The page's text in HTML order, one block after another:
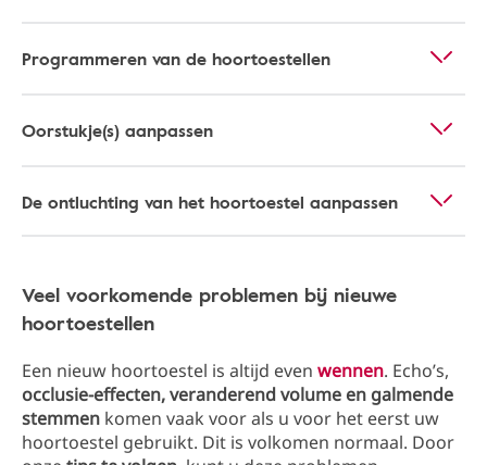
Programmeren van de hoortoestellen
Oorstukje(s) aanpassen
De ontluchting van het hoortoestel aanpassen
Veel voorkomende problemen bij nieuwe
hoortoestellen
Een nieuw hoortoestel is altijd even wennen. Echo’s,
occlusie-effecten, veranderend volume en galmende
stemmen komen vaak voor als u voor het eerst uw
hoortoestel gebruikt. Dit is volkomen normaal. Door